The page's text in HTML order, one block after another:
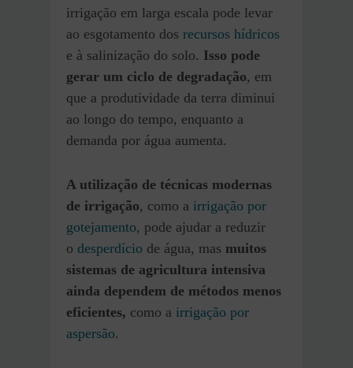
irrigação em larga escala pode levar
ao esgotamento dos recursos hídricos
e à salinização do solo. Isso pode
gerar um ciclo de degradação, em
que a produtividade da terra diminui
ao longo do tempo, enquanto a
demanda por água aumenta.
A utilização de técnicas modernas
de irrigação, como a irrigação por
gotejamento, pode ajudar a reduzir
o desperdício de água, mas muitos
sistemas de agricultura intensiva
ainda dependem de métodos menos
eficientes, como a irrigação por
aspersão.